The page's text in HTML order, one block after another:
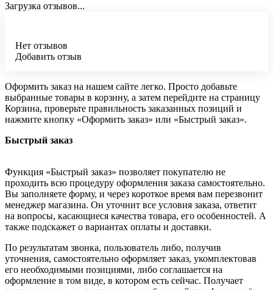
Загрузка отзывов...
Нет отзывов
Добавить отзыв
Оформить заказ на нашем сайте легко. Просто добавьте
выбранные товары в корзину, а затем перейдите на страницу
Корзина, проверьте правильность заказанных позиций и
нажмите кнопку «Оформить заказ» или «Быстрый заказ».
Быстрый заказ
Функция «Быстрый заказ» позволяет покупателю не
проходить всю процедуру оформления заказа самостоятельно.
Вы заполняете форму, и через короткое время вам перезвонит
менеджер магазина. Он уточнит все условия заказа, ответит
на вопросы, касающиеся качества товара, его особенностей. А
также подскажет о вариантах оплаты и доставки.
По результатам звонка, пользователь либо, получив
уточнения, самостоятельно оформляет заказ, укомплектовав
его необходимыми позициями, либо соглашается на
оформление в том виде, в котором есть сейчас. Получает